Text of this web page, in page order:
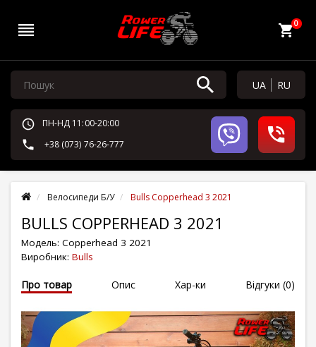
0
UA RU
ПН-НД 11:00-20:00
+38 (073) 76-26-777
Велосипеди Б/У Bulls Copperhead 3 2021
BULLS COPPERHEAD 3 2021
Модель: Copperhead 3 2021
Виробник: Bulls
Про товар Опис Хар-ки Відгуки (0)